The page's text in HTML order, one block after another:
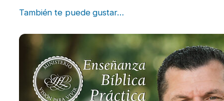
También te puede gustar…